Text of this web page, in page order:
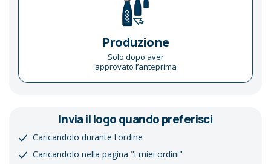
Produzione
Solo dopo aver
approvato l’anteprima
Invia il logo quando preferisci
Caricandolo durante l'ordine
Caricandolo nella pagina "i miei ordini"